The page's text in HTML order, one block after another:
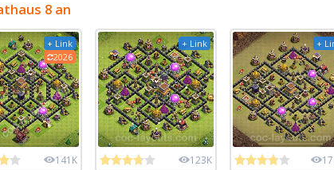
8 an
+ Link
2026
141K
+ Link
123K
+